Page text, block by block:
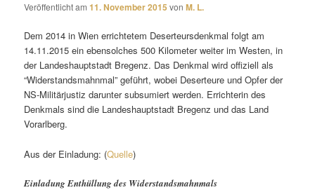
Veröffentlicht am11. November 2015 vonM. L.
Dem 2014 in Wien errichtetem Deserteursdenkmal folgt am
14.11.2015 ein ebensolches 500 Kilometer weiter im Westen, in
der Landeshauptstadt Bregenz. Das Denkmal wird offiziell als
“Widerstandsmahnmal” geführt, wobei Deserteure und Opfer der
NS-Militärjustiz darunter subsumiert werden. Errichterin des
Denkmals sind die Landeshauptstadt Bregenz und das Land
Vorarlberg.
Aus der Einladung: (Quelle)
Einladung Enthüllung des Widerstandsmahnmals